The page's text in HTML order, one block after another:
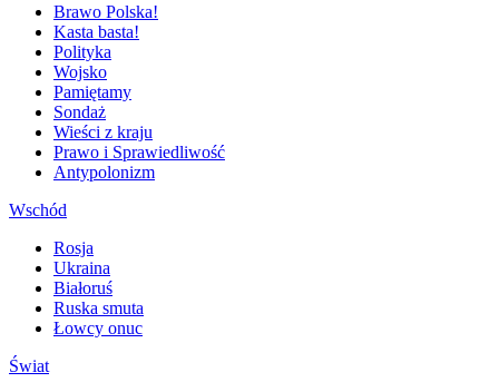
Brawo Polska!
Kasta basta!
Polityka
Wojsko
Pamiętamy
Sondaż
Wieści z kraju
Prawo i Sprawiedliwość
Antypolonizm
Wschód
Rosja
Ukraina
Białoruś
Ruska smuta
Łowcy onuc
Świat